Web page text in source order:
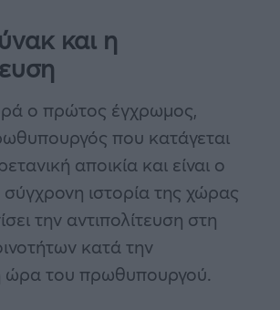
και η
ο πρώτος έγχρωμος,
που κατάγεται
αποικία και είναι ο
ιστορία της χώρας
την αντιπολίτευση στη
κατά την
ώρα του πρωθυπουργού.